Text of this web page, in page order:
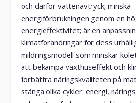
och därför vattenavtryck; minska
energiförbrukningen genom en
energieffektivitet; är en
klimatförändringar för dess
mildringsmodell som minskar
att bekämpa växthuseffekt och
förbättra näringskvaliteten på
stänga olika cykler: energi,